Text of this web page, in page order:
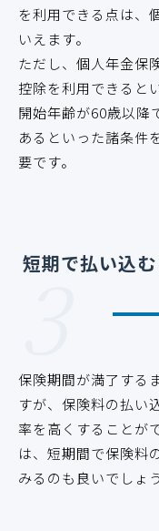
を利用できる点は、
いえます。
ただし、個人年金保
控除を利用できると
開始年齢が60歳以降
あるといった諸条件
要です。
3
短期で払い込
保険期間が満了する
すが、保険料の払い
率を高くすることが
は、短期間で保険料
みるのも良いでしょう